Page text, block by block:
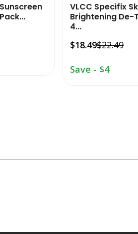
VLCC Specifix
Brightening De-
4...
$18.49$22.49
Save - $4